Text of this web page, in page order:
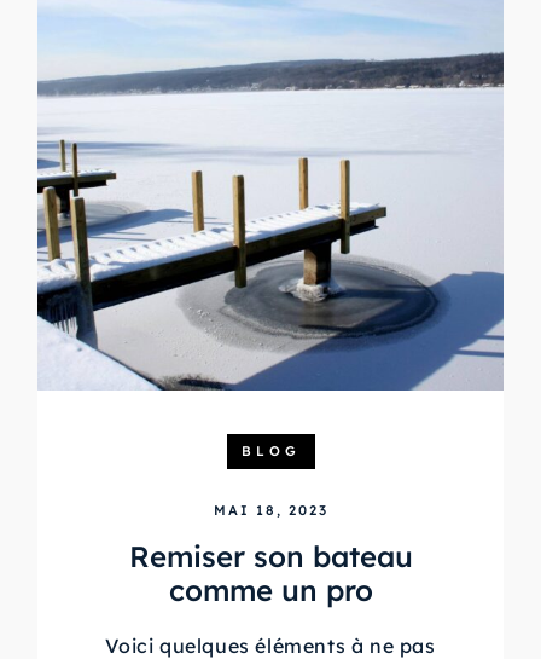
BLOG
MAI 18, 2023
Remiser son bateau
comme un pro
Voici quelques éléments à ne pas